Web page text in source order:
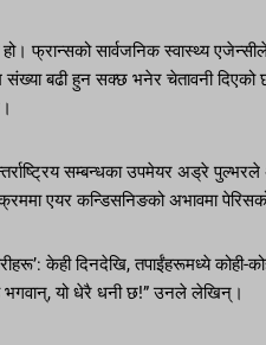
हो। फ्रान्सको सार्वजनिक स्वास्थ्य
बढी हुन सक्छ भनेर चेतावनी दिएको
सम्बन्धका उपमेयर अड्रे
एयर कन्डिसनिङको अभावमा
केही दिनदेखि, तपाईंहरूमध्ये कोही-
यो धेरै धनी छ!” उनले लेखिन्।